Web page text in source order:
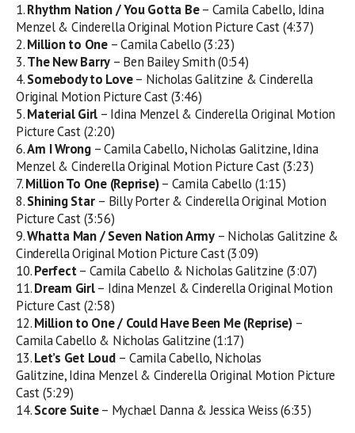
1.Rhythm Nation / You Gotta Be– Camila Cabello, Idina
Menzel & Cinderella Original Motion Picture Cast (4:37)
2.Million to One– Camila Cabello (3:23)
3.The New Barry – Ben Bailey Smith (0:54)
4.Somebody to Love– Nicholas Galitzine & Cinderella
Original Motion Picture Cast (3:46)
5.Material Girl – Idina Menzel & Cinderella Original Motion
Picture Cast (2:20)
6.Am I Wrong– Camila Cabello, Nicholas Galitzine, Idina
Menzel & Cinderella Original Motion Picture Cast (3:23)
7.Million To One (Reprise)– Camila Cabello (1:15)
8.Shining Star – Billy Porter & Cinderella Original Motion
Picture Cast (3:56)
9.Whatta Man / Seven Nation Army– Nicholas Galitzine &
Cinderella Original Motion Picture Cast (3:09)
10.Perfect– Camila Cabello & Nicholas Galitzine (3:07)
11.Dream Girl– Idina Menzel & Cinderella Original Motion
Picture Cast (2:58)
12.Million to One / Could Have Been Me (Reprise)–
Camila Cabello & Nicholas Galitzine (1:17)
13.Let’s Get Loud – Camila Cabello, Nicholas
Galitzine, Idina Menzel & Cinderella Original Motion Picture
Cast (5:29)
14.Score Suite– Mychael Danna & Jessica Weiss (6:35)